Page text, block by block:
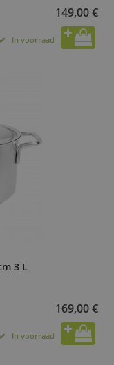
149,00 €
In voorraad
3 L
169,00 €
In voorraad